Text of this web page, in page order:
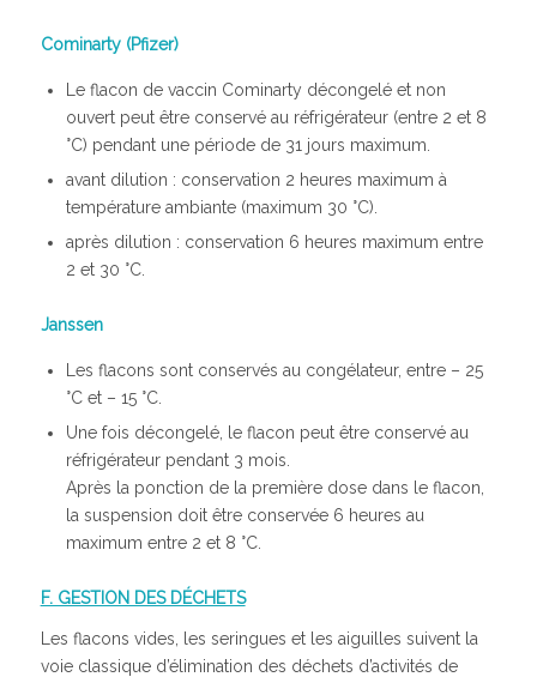
Cominarty (Pfizer)
Le flacon de vaccin Cominarty décongelé et non
ouvert peut être conservé au réfrigérateur (entre 2 et 8
°C) pendant une période de 31 jours maximum.
avant dilution : conservation 2 heures maximum à
température ambiante (maximum 30 °C).
après dilution : conservation 6 heures maximum entre
2 et 30 °C.
Janssen
Les flacons sont conservés au congélateur, entre – 25
°C et – 15 °C.
Une fois décongelé, le flacon peut être conservé au
réfrigérateur pendant 3 mois.
Après la ponction de la première dose dans le flacon,
la suspension doit être conservée 6 heures au
maximum entre 2 et 8 °C.
F. GESTION DES DÉCHETS
Les flacons vides, les seringues et les aiguilles suivent la
voie classique d’élimination des déchets d’activités de